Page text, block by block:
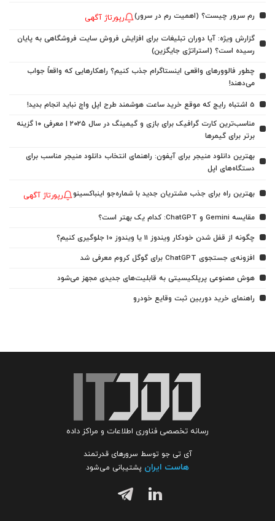
رم سرور چیست؟ (اهمیت رم در سرور) رپورتاژ آگهی
گزارش ویژه: آیا دوران تبلیغات برای افزایش فروش سایت فروشگاهی به پایان
رسیده است؟ (استراتژی جایگزین)
چطور فالوورهای واقعی اینستاگرام جذب کنیم؟ راهکارهایی که واقعاً جواب
می‌دهند!
5 اشتباه رایج که موقع خرید ساعت هوشمند طرح اپل واچ نباید انجام بدید!
مناسب‌ترین کارت گرافیک برای بازی و گیمینگ در سال ۲۰۲۵ | معرفی ۱۰ گزینه
برتر برای گیمرها
بهترین دانلود منیجر برای آیفون: راهنمای انتخاب دانلود منیجر مناسب برای
دستگاه‌های اپل
بهترین راه برای جذب مشتریان جدید با شماره‌جو اینباکسینو رپورتاژ آگهی
مقایسه Gemini و ChatGPT: کدام یک بهتر است؟
چگونه از قفل شدن خودکار ویندوز 11 یا ویندوز 10 جلوگیری کنیم؟
افزونه‌ی جستجوی ChatGPT برای گوگل کروم معرفی شد
هوش مصنوعی پرپلکیسیتی به قابلیت‌های جدیدی مجهز می‌شود
راهنمای خرید دوربین ثبت وقایع خودرو
رسانه تخصصی فناوری اطلاعات و مراکز داده
آی تی جو توسط سرورهای قدرتمند
هاست ایران پشتیبانی می‌شود